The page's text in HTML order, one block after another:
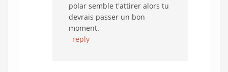
polar semble t'attirer alors tu
devrais passer un bon
moment.
reply